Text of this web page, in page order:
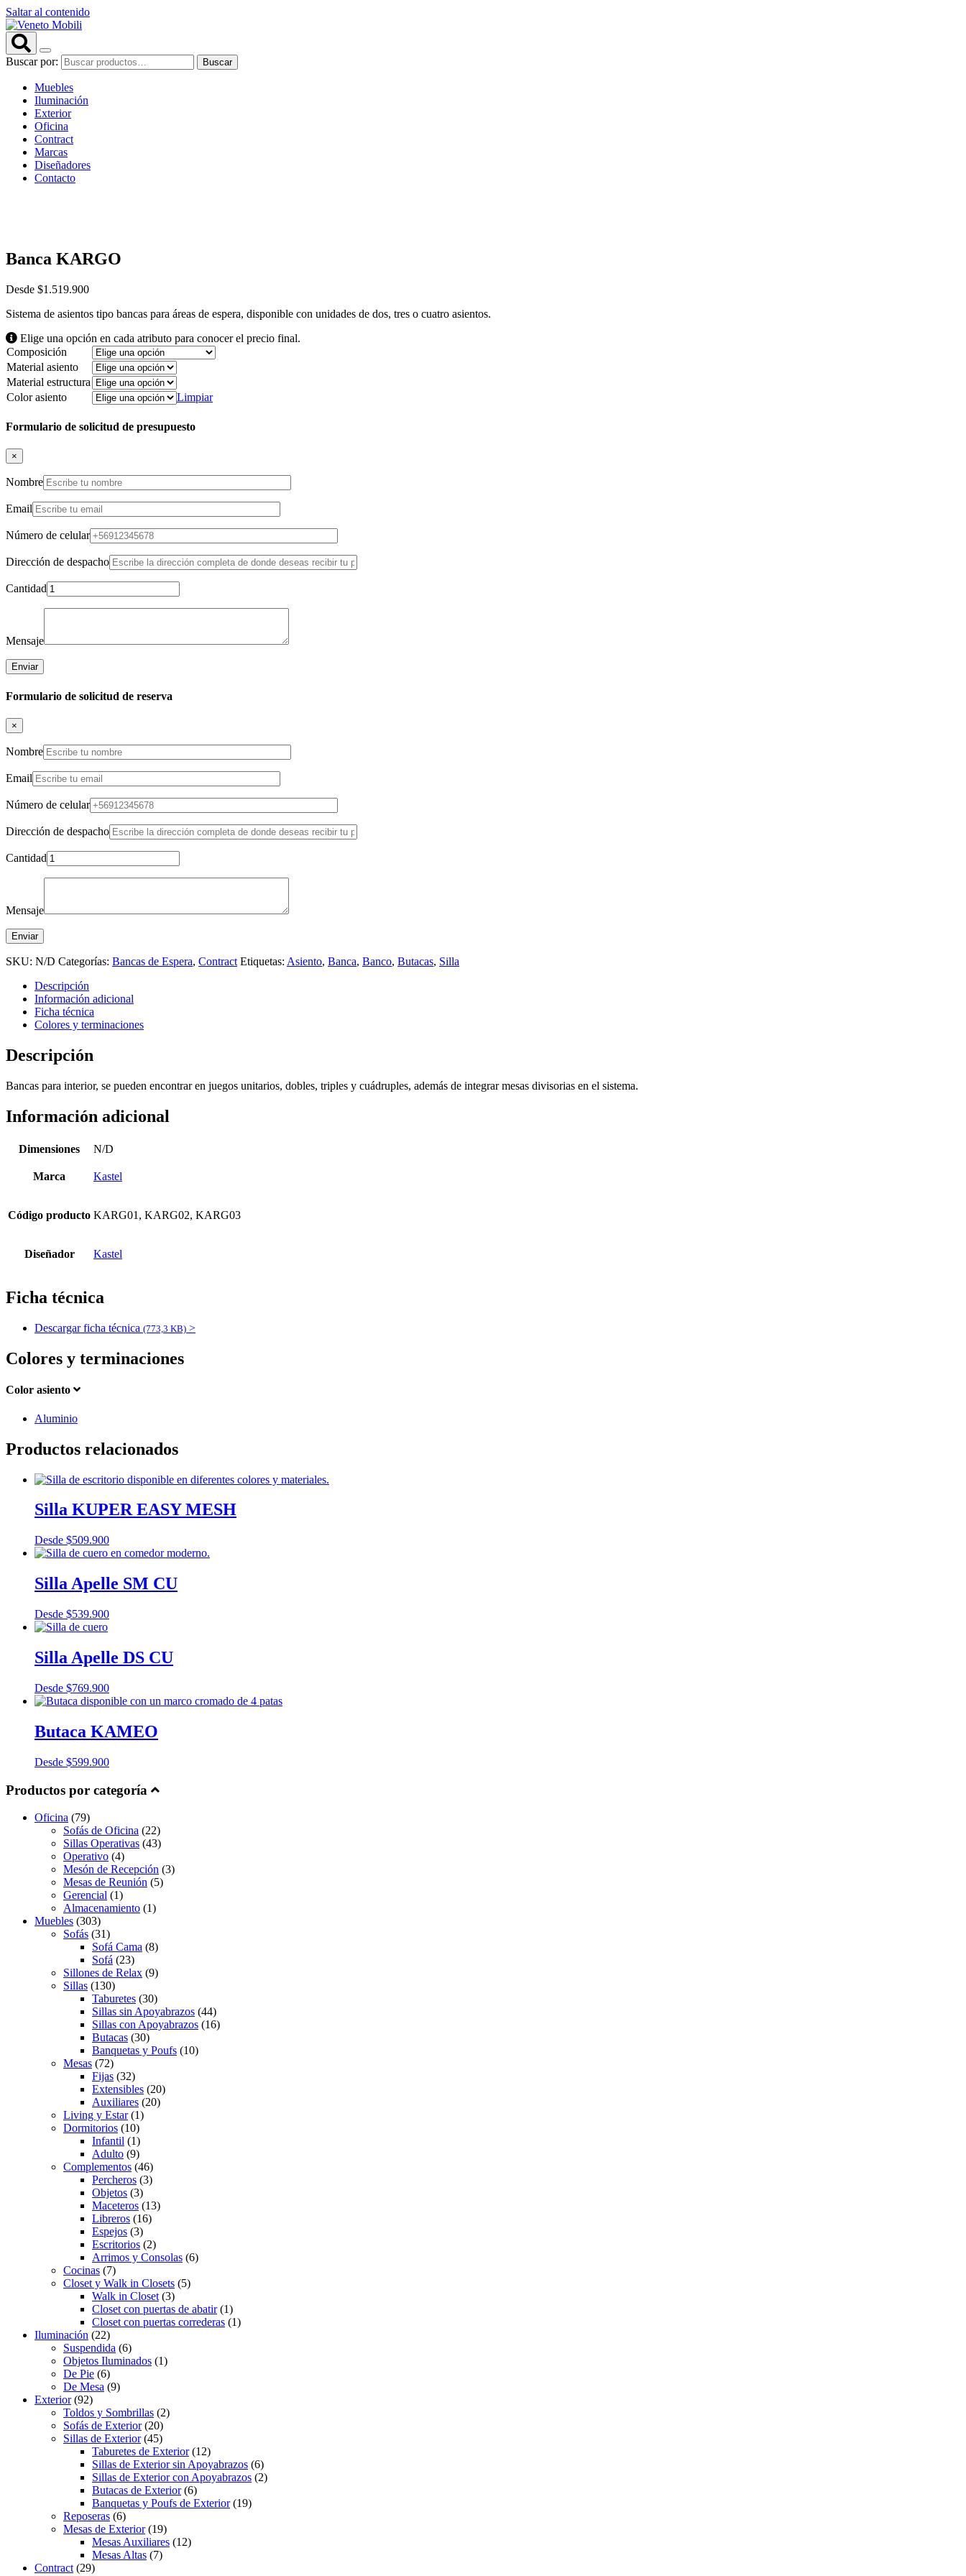
Saltar al contenido
Buscar por: Buscar
Muebles
Iluminación
Exterior
Oficina
Contract
Marcas
Diseñadores
Contacto
Banca KARGO
Desde $1.519.900
Sistema de asientos tipo bancas para áreas de espera, disponible con unidades de dos, tres o cuatro asientos.
Elige una opción en cada atributo para conocer el precio final.
Composición
Material asiento
Material estructura
Color asiento
Limpiar
Formulario de solicitud de presupuesto
×
Nombre
Email
Número de celular
Dirección de despacho
Cantidad
Mensaje
Formulario de solicitud de reserva
×
Nombre
Email
Número de celular
Dirección de despacho
Cantidad
Mensaje
SKU: N/D Categorías: Bancas de Espera, Contract Etiquetas: Asiento, Banca, Banco, Butacas, Silla
Descripción
Información adicional
Ficha técnica
Colores y terminaciones
Descripción
Bancas para interior, se pueden encontrar en juegos unitarios, dobles, triples y cuádruples, además de integrar mesas divisorias en el sistema.
Información adicional
Dimensiones N/D
Marca Kastel
Código producto KARG01, KARG02, KARG03
Diseñador Kastel
Ficha técnica
Descargar ficha técnica (773,3 KB) >
Colores y terminaciones
Color asiento
Aluminio
Productos relacionados
Silla KUPER EASY MESH
Desde $509.900
Silla Apelle SM CU
Desde $539.900
Silla Apelle DS CU
Desde $769.900
Butaca KAMEO
Desde $599.900
Productos por categoría
Oficina (79)
Sofás de Oficina (22)
Sillas Operativas (43)
Operativo (4)
Mesón de Recepción (3)
Mesas de Reunión (5)
Gerencial (1)
Almacenamiento (1)
Muebles (303)
Sofás (31)
Sofá Cama (8)
Sofá (23)
Sillones de Relax (9)
Sillas (130)
Taburetes (30)
Sillas sin Apoyabrazos (44)
Sillas con Apoyabrazos (16)
Butacas (30)
Banquetas y Poufs (10)
Mesas (72)
Fijas (32)
Extensibles (20)
Auxiliares (20)
Living y Estar(1)
Dormitorios (10)
Infantil (1)
Adulto (9)
Complementos (46)
Percheros (3)
Objetos (3)
Maceteros (13)
Libreros (16)
Espejos (3)
Escritorios (2)
Arrimos y Consolas (6)
Cocinas (7)
Closet y Walk in Closets (5)
Walk in Closet (3)
Closet con puertas de abatir(1)
Closet con puertas correderas (1)
Iluminación (22)
Suspendida (6)
Objetos Iluminados (1)
De Pie (6)
De Mesa (9)
Exterior(92)
Toldos y Sombrillas (2)
Sofás de Exterior(20)
Sillas de Exterior(45)
Taburetes de Exterior(12)
Sillas de Exterior sin Apoyabrazos (6)
Sillas de Exterior con Apoyabrazos (2)
Butacas de Exterior(6)
Banquetas y Poufs de Exterior(19)
Reposeras (6)
Mesas de Exterior(19)
Mesas Auxiliares (12)
Mesas Altas (7)
Contract (29)